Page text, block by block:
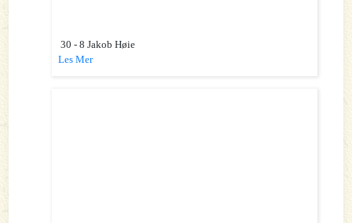
30 - 8 Jakob Høie
Les Mer